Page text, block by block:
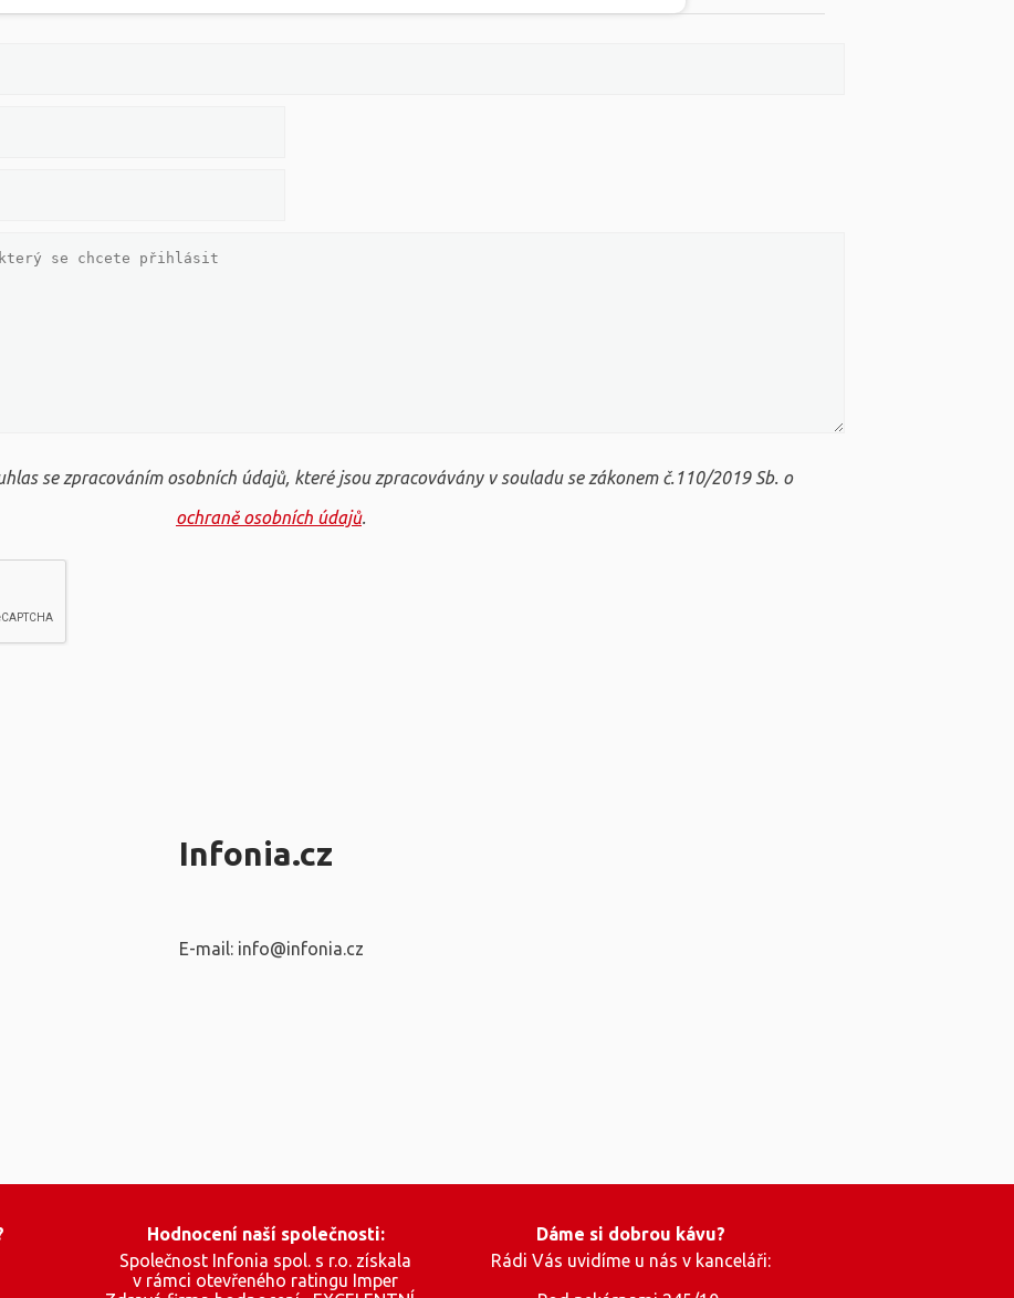
se zpracováním osobních údajů, které jsou zpracovávány v souladu se zákonem č.110/2019 Sb. o
ochraně osobních údajů.
Infonia.cz
E-mail: info@infonia.cz
Hodnocení naší společnosti:
Společnost Infonia spol. s r.o. získala
v rámci otevřeného ratingu Imper
Dáme si dobrou kávu?
Rádi Vás uvidíme u nás v kanceláři: